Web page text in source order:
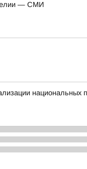
— СМИ
национальных